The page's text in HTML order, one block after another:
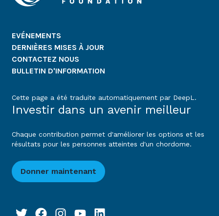
EVÉNEMENTS
DERNIÈRES MISES À JOUR
CONTACTEZ NOUS
BULLETIN D'INFORMATION
Cette page a été traduite automatiquement par DeepL.
Investir dans un avenir meilleur
Chaque contribution permet d'améliorer les options et les
résultats pour les personnes atteintes d'un chordome.
Donner maintenant